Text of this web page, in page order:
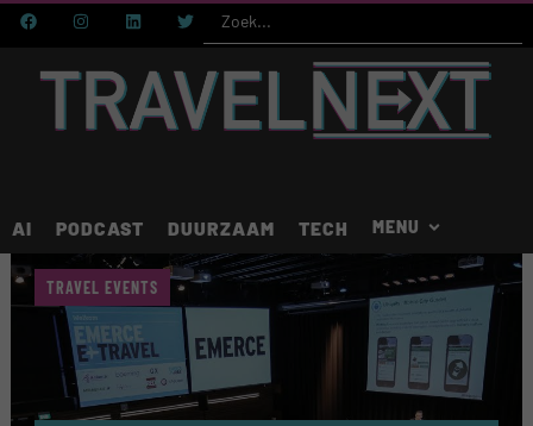
AI PODCAST DUURZAAM TECH
TRAVEL EVENTS